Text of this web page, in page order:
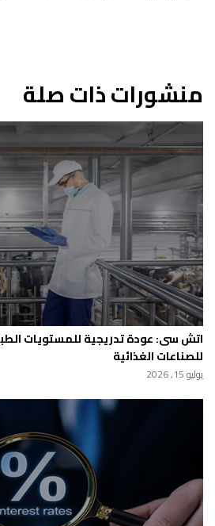
منشورات ذات صلة
اتش سى: عودة تدريجية للمستويات
للصناعات الغذائية
يوليو 15, 2026